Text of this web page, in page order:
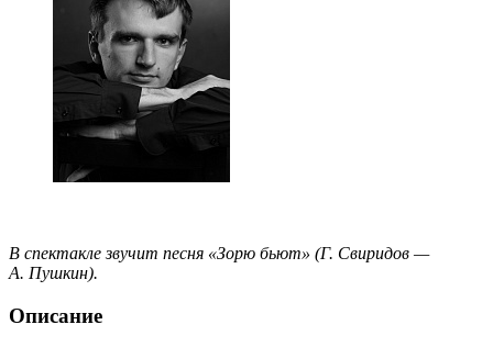
В спектакле звучит песня «Зорю бьют» (Г. Свиридов —
А. Пушкин).
Описание